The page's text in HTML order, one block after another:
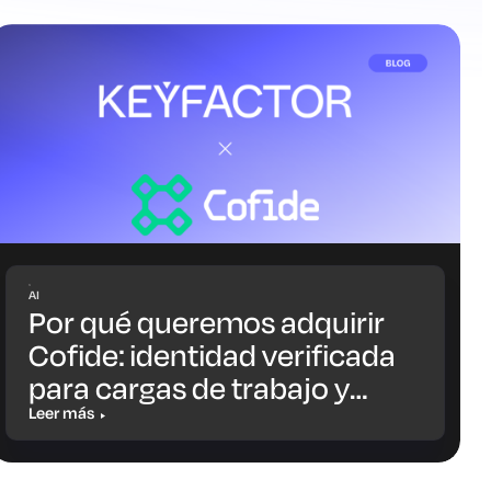
AI
Por qué queremos adquirir
Cofide: identidad verificada
para cargas de trabajo y
agentes de IA
Leer más